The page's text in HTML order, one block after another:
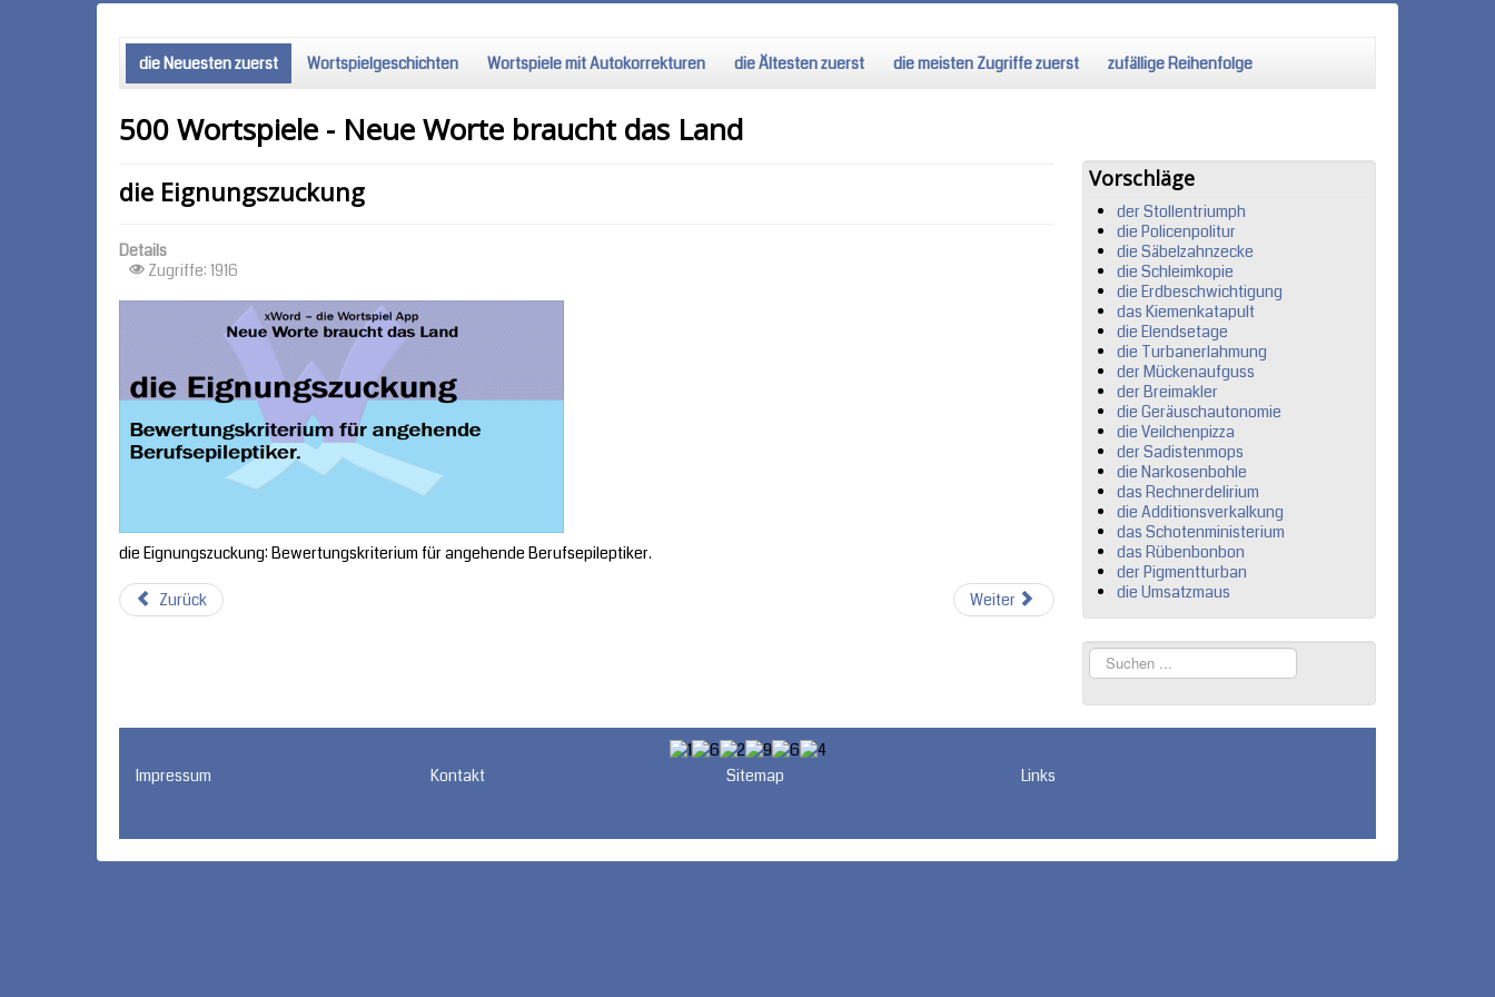
die Neuesten zuerst Wortspielgeschichten Wortspiele mit Autokorrekturen die Ältesten zuerst die meisten Zugriffe zuerst zufällige Reihenfolge
500 Wortspiele - Neue Worte braucht das Land
die Eignungszuckung
Details
Zugriffe: 1916
die Eignungszuckung: Bewertungskriterium für angehende Berufsepileptiker.
Zurück Weiter
Vorschläge
der Stollentriumph
die Policenpolitur
die Säbelzahnzecke
die Schleimkopie
die Erdbeschwichtigung
das Kiemenkatapult
die Elendsetage
die Turbanerlahmung
der Mückenaufguss
der Breimakler
die Geräuschautonomie
die Veilchenpizza
der Sadistenmops
die Narkosenbohle
das Rechnerdelirium
die Additionsverkalkung
das Schotenministerium
das Rübenbonbon
der Pigmentturban
die Umsatzmaus
Suchen
...
Impressum Kontakt Sitemap Links